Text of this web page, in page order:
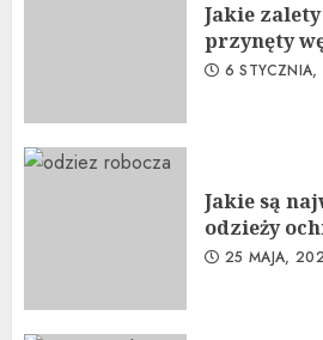
Jakie
przynęty
6
Jakie są
odzieży
25 MAJA,